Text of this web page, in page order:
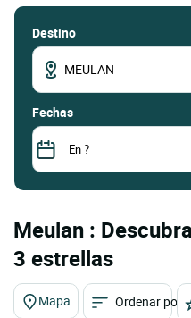
Destino
fechas
Meulan :
3 estrellas
Mapa Ordenar por